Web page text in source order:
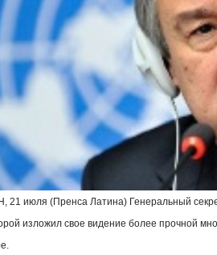
21 июля (Пренса Латина) Генеральный
изложил свое видение более прочной